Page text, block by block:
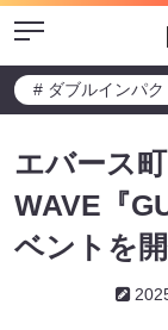
Menu
# ダブルインパ
エバース
WAVE『
ベントを